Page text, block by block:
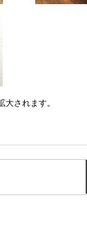
されます。